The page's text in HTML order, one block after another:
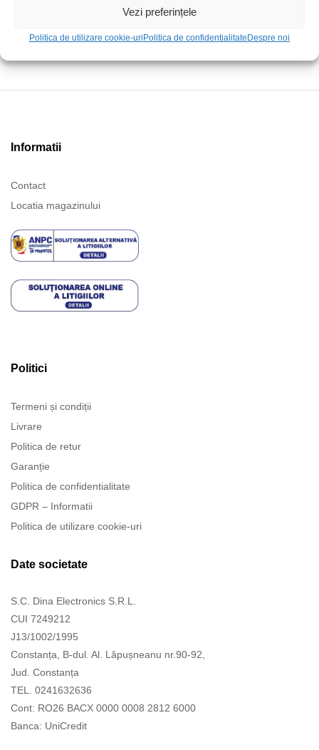
Vezi preferințele
Politica de utilizare cookie-uriPolitica de confidentialitateDespre noi
Suport telefonic
Informatii
Contact
Locatia magazinului
Politici
Termeni și condiții
Livrare
Politica de retur
Garanție
Politica de confidentialitate
GDPR – Informatii
Politica de utilizare cookie-uri
Date societate
S.C. Dina Electronics S.R.L.
CUI 7249212
J13/1002/1995
Constanța, B-dul. Al. Lăpușneanu nr.90-92,
Jud. Constanța
TEL. 0241632636
Cont: RO26 BACX 0000 0008 2812 6000
Banca: UniCredit